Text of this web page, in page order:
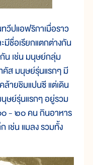
ปแอฟริกาเมื่อราว
ชื่อเรียกแตกต่างกัน
น เช่น มนุษย์กลุ่ม
คัส มนุษย์รุ่นแรกๆ มี
ายชิมแปนซี แต่เดิน
นุษย์รุ่นแรกๆ อยู่รวม
- ๒๐ คน กินอาหาร
เช่น แมลง รวมทั้ง